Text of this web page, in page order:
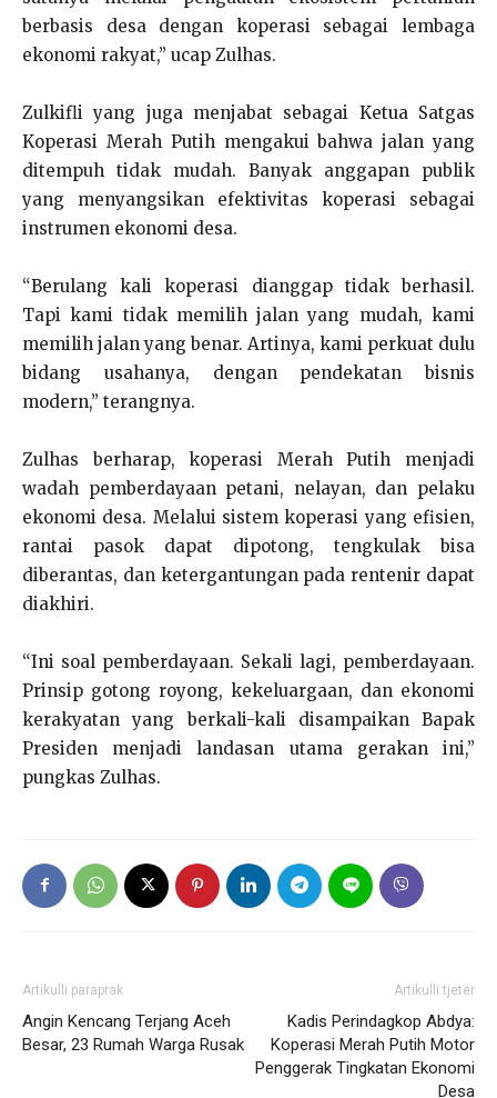
berbasis desa dengan koperasi sebagai lembaga
ekonomi rakyat,” ucap Zulhas.
Zulkifli yang juga menjabat sebagai Ketua Satgas
Koperasi Merah Putih mengakui bahwa jalan yang
ditempuh tidak mudah. Banyak anggapan publik
yang menyangsikan efektivitas koperasi sebagai
instrumen ekonomi desa.
“Berulang kali koperasi dianggap tidak berhasil.
Tapi kami tidak memilih jalan yang mudah, kami
memilih jalan yang benar. Artinya, kami perkuat dulu
bidang usahanya, dengan pendekatan bisnis
modern,” terangnya.
Zulhas berharap, koperasi Merah Putih menjadi
wadah pemberdayaan petani, nelayan, dan pelaku
ekonomi desa. Melalui sistem koperasi yang efisien,
rantai pasok dapat dipotong, tengkulak bisa
diberantas, dan ketergantungan pada rentenir dapat
diakhiri.
“Ini soal pemberdayaan. Sekali lagi, pemberdayaan.
Prinsip gotong royong, kekeluargaan, dan ekonomi
kerakyatan yang berkali-kali disampaikan Bapak
Presiden menjadi landasan utama gerakan ini,”
pungkas Zulhas.
Artikulli paraprak
Angin Kencang Terjang Aceh
Besar, 23 Rumah Warga Rusak
Artikulli tjetër
Kadis Perindagkop Abdya:
Koperasi Merah Putih Motor
Penggerak Tingkatan Ekonomi
Desa